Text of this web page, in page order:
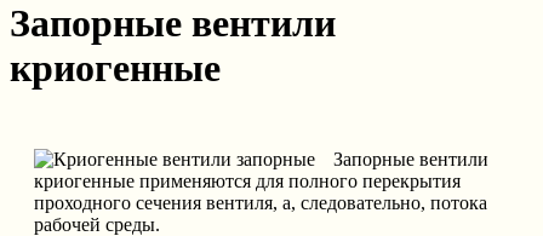
Запорные вентили
криогенные
Запорные вентили
криогенные применяются для полного перекрытия
проходного сечения вентиля, а, следовательно, потока
рабочей среды.